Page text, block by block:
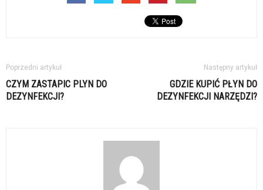
Poprzedni artykuł
CZYM ZASTAPIC PLYN DO
DEZYNFEKCJI?
Następny artykuł
GDZIE KUPIĆ PŁYN DO
DEZYNFEKCJI NARZĘDZI?